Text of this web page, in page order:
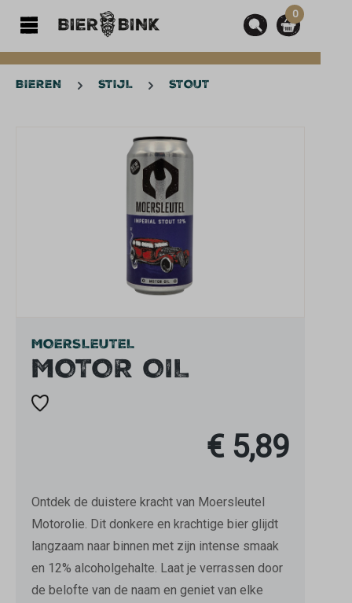
0
BIEREN STIJL STOUT
Afbeeldingengalerij overslaan
MOERSLEUTEL
MOTOR OIL
€ 5,89
Ontdek de duistere kracht van Moersleutel
Motorolie. Dit donkere en krachtige bier glijdt
langzaam naar binnen met zijn intense smaak
en 12% alcoholgehalte. Laat je verrassen door
de belofte van de naam en geniet van elke